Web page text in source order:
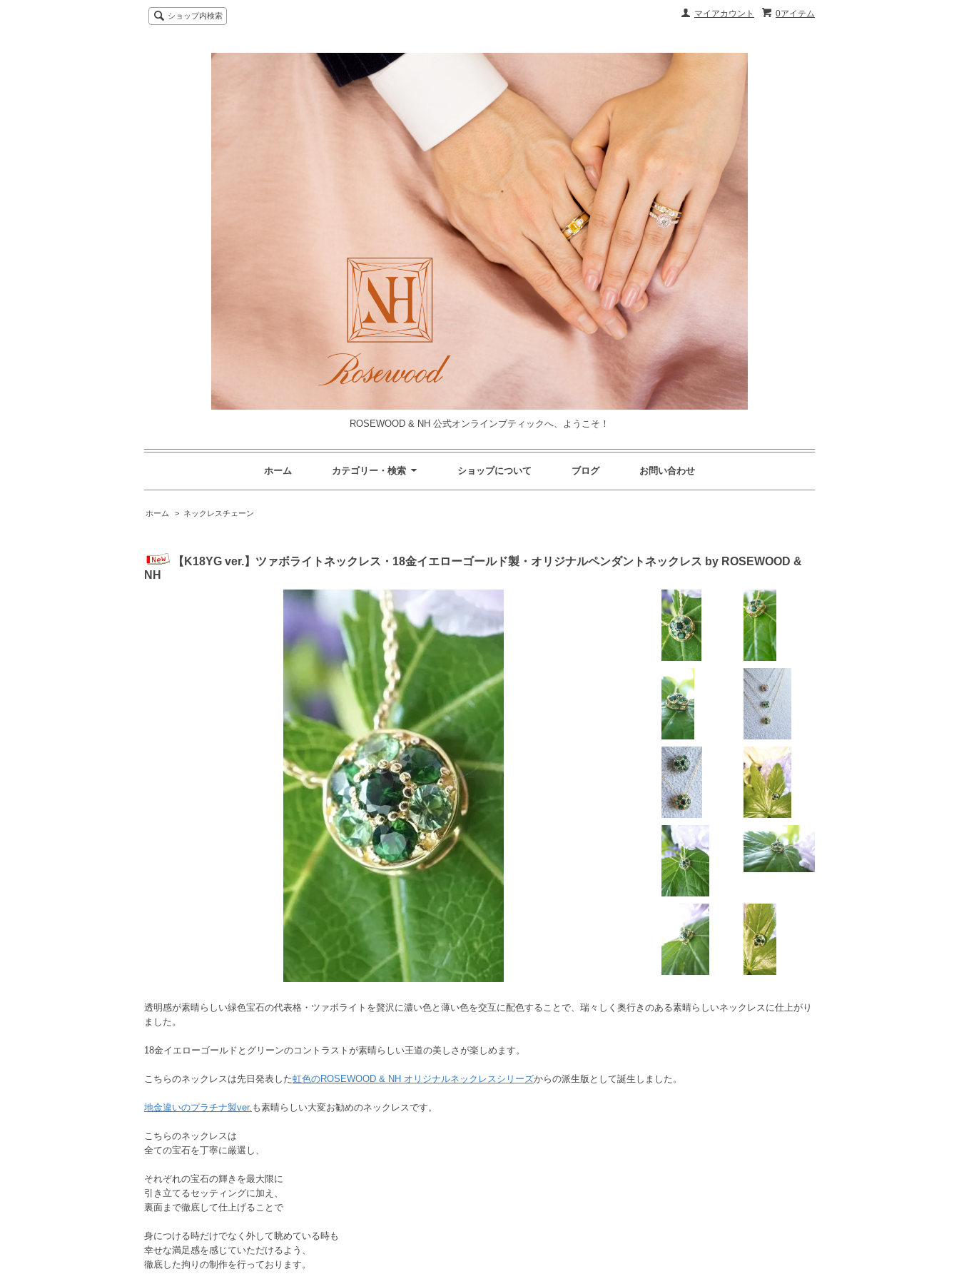
0アイテム
マイアカウント
ショップ内検索
ROSEWOOD & NH 公式オンラインブティックへ、ようこそ！
ホーム カテゴリー・検索 ショップについて ブログ お問い合わせ
ホーム > ネックレスチェーン
【K18YG ver.】ツァボライトネックレス・18金イエローゴールド製・オリジナルペンダントネックレス by ROSEWOOD &
NH
透明感が素晴らしい緑色宝石の代表格・ツァボライトを贅沢に濃い色と薄い色を交互に配色することで、瑞々しく奥行きのある素晴らしいネックレスに仕上がり
ました。
18金イエローゴールドとグリーンのコントラストが素晴らしい王道の美しさが楽しめます。
こちらのネックレスは先日発表した虹色のROSEWOOD & NH オリジナルネックレスシリーズからの派生版として誕生しました。
地金違いのプラチナ製ver. も素晴らしい大変お勧めのネックレスです。
こちらのネックレスは
全ての宝石を丁寧に厳選し、
それぞれの宝石の輝きを最大限に
引き立てるセッティングに加え、
裏面まで徹底して仕上げることで
身につける時だけでなく外して眺めている時も
幸せな満足感を感じていただけるよう、
徹底した拘りの制作を行っております。